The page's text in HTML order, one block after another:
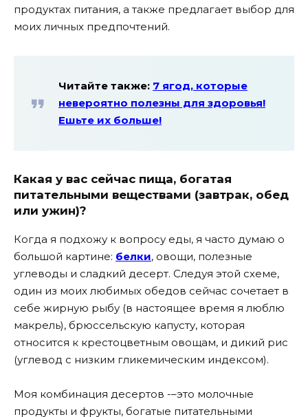
продуктах питания, а также предлагает выбор для
моих личных предпочтений.
Читайте также: 7 ягод, которые
невероятно полезны для здоровья!
Ешьте их больше!
Какая у вас сейчас пища, богатая
питательными веществами (завтрак, обед
или ужин)?
Когда я подхожу к вопросу еды, я часто думаю о
большой картине: белки, овощи, полезные
углеводы и сладкий десерт. Следуя этой схеме,
один из моих любимых обедов сейчас сочетает в
себе жирную рыбу (в настоящее время я люблю
макрель), брюссельскую капусту, которая
относится к крестоцветным овощам, и дикий рис
(углевод с низким гликемическим индексом).
Моя комбинация десертов -–это молочные
продукты и фрукты, богатые питательными